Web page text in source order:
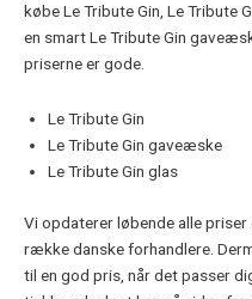
købe Le Tribute Gin, Le Tribute
en smart Le Tribute Gin
priserne er gode.
Le Tribute Gin
Le Tribute Gin gaveæske
Le Tribute Gin glas
Vi opdaterer løbende alle priser
række danske forhandlere.
til en god pris, når det passer